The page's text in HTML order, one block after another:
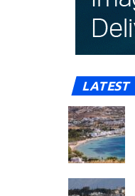
LATEST